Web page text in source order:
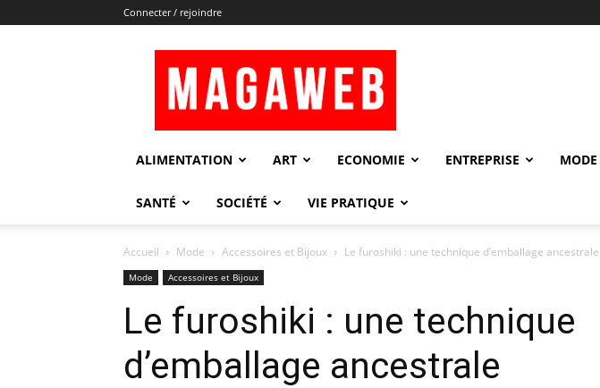
Connecter / rejoindre
ALIMENTATION ART ECONOMIE ENTREPRISE MODE
SANTÉ SOCIÉTÉ VIE PRATIQUE
Accueil Mode Accessoires et Bijoux Le furoshiki : une technique d’emballage ancestrale
Mode Accessoires et Bijoux
Le furoshiki : une technique
d’emballage ancestrale